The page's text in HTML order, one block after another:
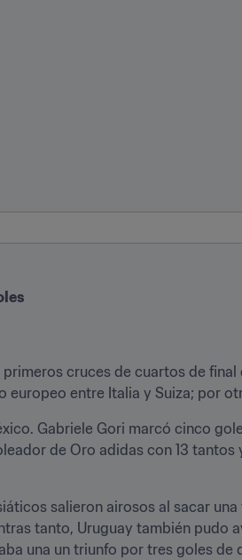
cruces de cuartos de
europeo entre Italia y Suiza; por
Gabriele Gori marcó cinco
de Oro adidas con 13 tantos
salieron airosos al sacar
tanto, Uruguay también pudo
una un triunfo por tres goles